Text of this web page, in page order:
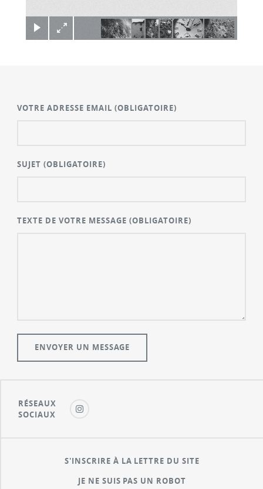
×
VOTRE ADRESSE EMAIL(OBLIGATOIRE)
SUJET(OBLIGATOIRE)
TEXTE DE VOTRE MESSAGE(OBLIGATOIRE)
RÉSEAUX
SOCIAUX
S'INSCRIRE À LA LETTRE DU SITE
JE NE SUIS PAS UN ROBOT